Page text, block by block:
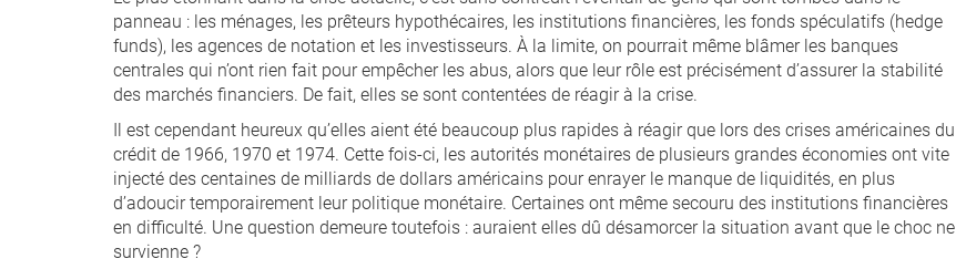
panneau : les ménages, les prêteurs hypothécaires, les institutions financières, les fonds spéculatifs (hedge
funds), les agences de notation et les investisseurs. À la limite, on pourrait même blâmer les banques
centrales qui n’ont rien fait pour empêcher les abus, alors que leur rôle est précisément d’assurer la stabilité
des marchés financiers. De fait, elles se sont contentées de réagir à la crise.
Il est cependant heureux qu’elles aient été beaucoup plus rapides à réagir que lors des crises américaines du
crédit de 1966, 1970 et 1974. Cette fois-ci, les autorités monétaires de plusieurs grandes économies ont vite
injecté des centaines de milliards de dollars américains pour enrayer le manque de liquidités, en plus
d’adoucir temporairement leur politique monétaire. Certaines ont même secouru des institutions financières
en difficulté. Une question demeure toutefois : auraient elles dû désamorcer la situation avant que le choc ne
survienne ?